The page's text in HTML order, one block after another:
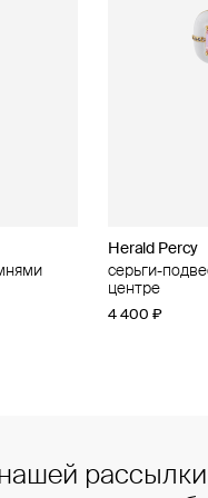
Herald Percy
серьги-
центре
4 400 ₽
рассылки